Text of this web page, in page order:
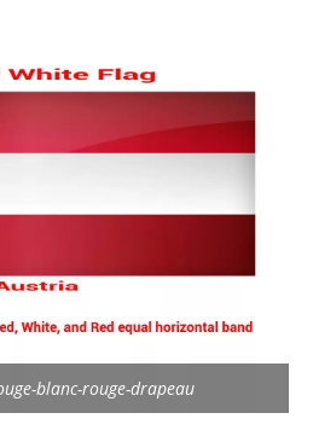
blanc-rouge-drapeau